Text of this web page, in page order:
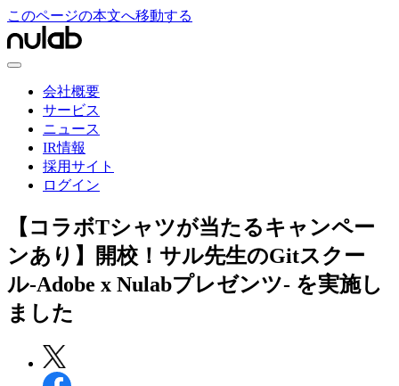
このページの本文へ移動する
会社概要
サービス
ニュース
IR情報
採用サイト
ログイン
【コラボTシャツが当たるキャンペー
ンあり】開校！サル先生のGitスクー
ル-Adobe x Nulabプレゼンツ- を実施し
ました